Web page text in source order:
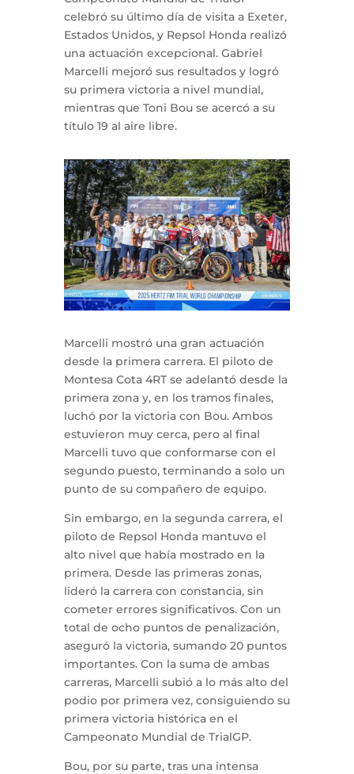
celebró su último día de visita a Exeter,
Estados Unidos, y Repsol Honda realizó
una actuación excepcional. Gabriel
Marcelli mejoró sus resultados y logró
su primera victoria a nivel mundial,
mientras que Toni Bou se acercó a su
título 19 al aire libre.
Marcelli mostró una gran actuación
desde la primera carrera. El piloto de
Montesa Cota 4RT se adelantó desde la
primera zona y, en los tramos finales,
luchó por la victoria con Bou. Ambos
estuvieron muy cerca, pero al final
Marcelli tuvo que conformarse con el
segundo puesto, terminando a solo un
punto de su compañero de equipo.
Sin embargo, en la segunda carrera, el
piloto de Repsol Honda mantuvo el
alto nivel que había mostrado en la
primera. Desde las primeras zonas,
lideró la carrera con constancia, sin
cometer errores significativos. Con un
total de ocho puntos de penalización,
aseguró la victoria, sumando 20 puntos
importantes. Con la suma de ambas
carreras, Marcelli subió a lo más alto del
podio por primera vez, consiguiendo su
primera victoria histórica en el
Campeonato Mundial de TrialGP.
Bou, por su parte, tras una intensa